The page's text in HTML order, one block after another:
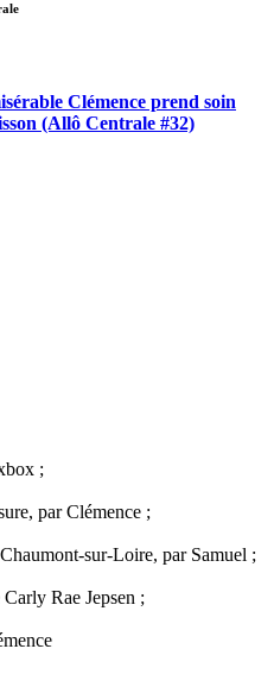
Clémence prend soin
(Allô Centrale #32)
;
par Clémence ;
sur-Loire, par Samuel ;
Rae Jepsen ;